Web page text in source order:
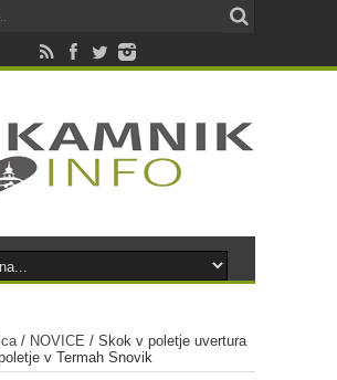
/ NOVICE / Skok v poletje uvertura
v Termah Snovik